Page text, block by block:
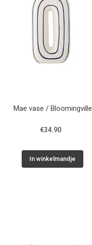
Mae vase / Bloomingville
€34.90
In winkelmandje